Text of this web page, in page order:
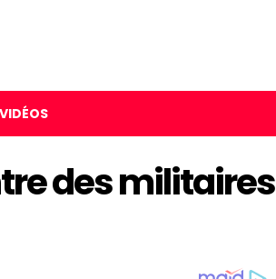
VIDÉOS
des militaires